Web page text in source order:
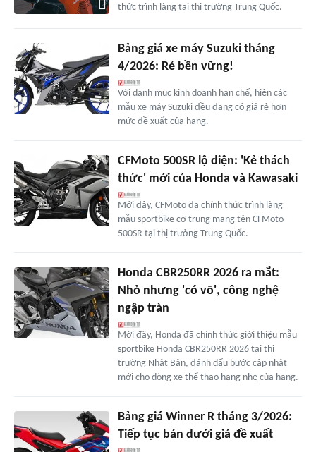
thức trình làng tại thị trường Trung Quốc.
Bảng giá xe máy Suzuki tháng
4/2026: Rẻ bền vững!
Với danh mục kinh doanh hạn chế, hiện các
mẫu xe máy Suzuki đều đang có giá rẻ hơn
mức đề xuất của hãng.
CFMoto 500SR lộ diện: 'Kẻ thách
thức' mới của Honda và Kawasaki
Mới đây, CFMoto đã chính thức trình làng
mẫu sportbike cỡ trung mang tên CFMoto
500SR tại thị trường Trung Quốc.
Honda CBR250RR 2026 ra mắt:
Nhỏ nhưng 'có võ', công nghệ
ngập tràn
Mới đây, Honda đã chính thức giới thiệu mẫu
sportbike Honda CBR250RR 2026 tại thị
trường Nhật Bản, đánh dấu bước cập nhật
mới cho dòng xe thể thao hạng nhẹ của hãng.
Bảng giá Winner R tháng 3/2026:
Tiếp tục bán dưới giá đề xuất